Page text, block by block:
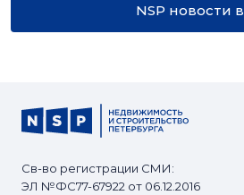
NSP новости в
Св-во регистрации СМИ:
ЭЛ №ФС77-67922 от 06.12.2016